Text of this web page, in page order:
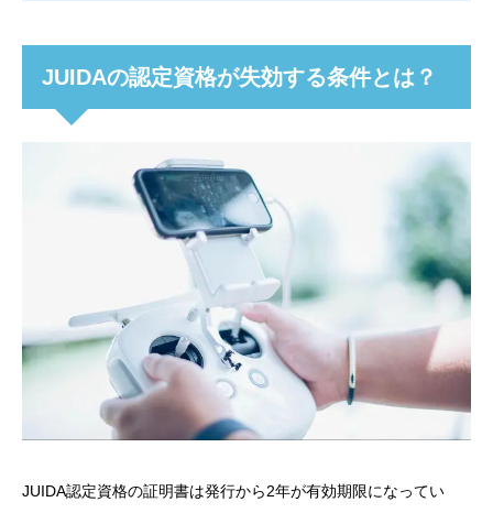
JUIDAの認定資格が失効する条件とは？
JUIDA認定資格の証明書は発行から2年が有効期限になってい